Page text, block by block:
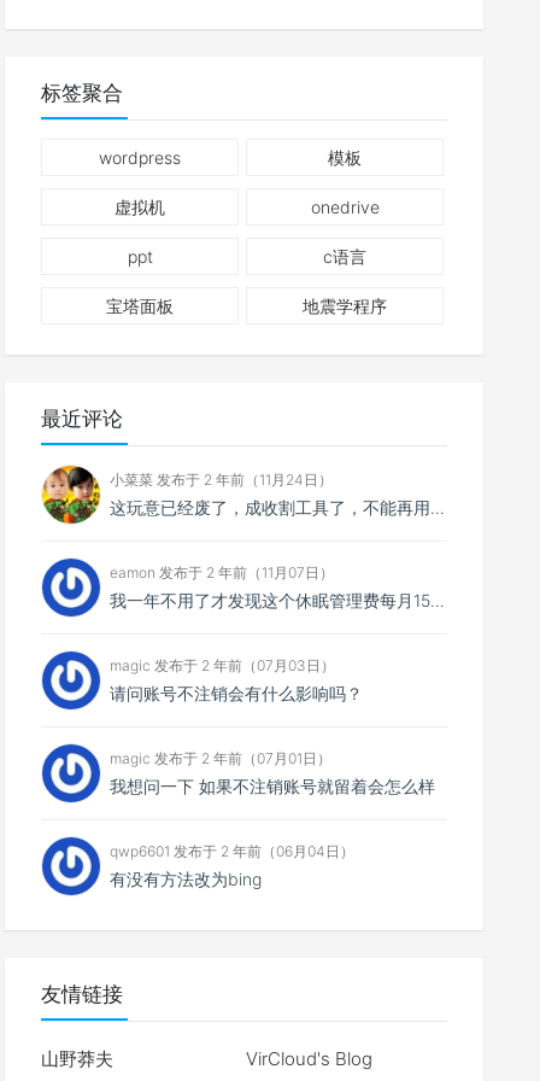
标签聚合
wordpress 模板
虚拟机 onedrive
ppt c语言
宝塔面板 地震学程序
最近评论
小菜菜 发布于 2 年前（11月24日）
这玩意已经废了，成收割工具了，不能再用了。
eamon 发布于 2 年前（11月07日）
我一年不用了才发现这个休眠管理费每月15，一共扣了我135元，然后我消费还消费不了，我宁愿消费掉也不...
magic 发布于 2 年前（07月03日）
请问账号不注销会有什么影响吗？
magic 发布于 2 年前（07月01日）
我想问一下 如果不注销账号就留着会怎么样
qwp6601 发布于 2 年前（06月04日）
有没有方法改为bing
友情链接
山野莽夫 VirCloud's Blog